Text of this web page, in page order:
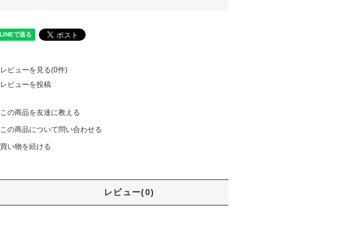
レビューを見る(0件)
レビューを投稿
この商品を友達に教える
この商品について問い合わせる
買い物を続ける
レビュー(0)